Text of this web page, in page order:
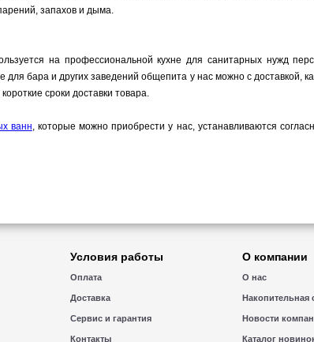
запахов и дыма.
на профессиональной кухне для санитарных нужд
бара и других заведений общепита у нас можно с доставкой,
сроки доставки товара.
ванн, которые можно приобрести у нас, устанавливаются
Условия работы
Оплата
Доставка
Сервис и гарантия
Контакты
О компании
О нас
Накопительная
Новости
Каталог